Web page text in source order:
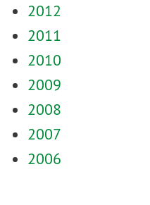
2012
2011
2010
2009
2008
2007
2006